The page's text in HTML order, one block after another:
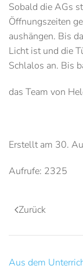
Sobald die AGs
Öffnungszeiten
aushängen. Bis
Licht ist und die
Schlalos an. Bis
das Team von
Erstellt am 30.
Aufrufe: 2325
Zurück
Aus dem